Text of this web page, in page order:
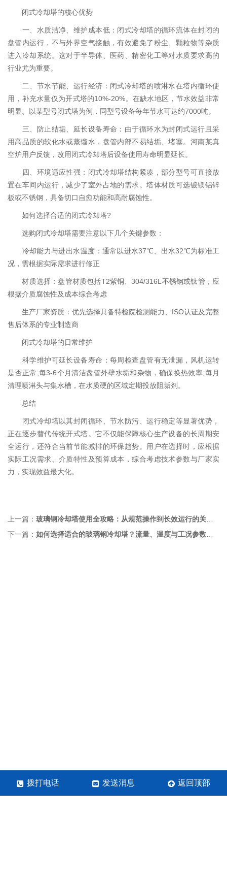
闭式冷却塔的核心优势
一、水质洁净、维护成本低：闭式冷却塔的循环流体在封闭的
盘管内运行，不与外界空气接触，有效避免了粉尘、颗粒物等杂质
进入冷却系统。这对于半导体、医药、精密化工等对水质要求高的
行业尤为重要。
二、节水节能、运行经济：闭式冷却塔的喷淋水在塔内循环使
用，补充水量仅为开式塔的10%-20%。在缺水地区，节水效益非常
明显。以某型号闭式塔为例，同型号设备每年节水可达约7000吨。
三、防止结垢、延长设备寿命：由于循环水为封闭式运行且采
用高品质的软化水或蒸馏水，盘管内部不易结垢、堵塞。河南某真
空炉用户反馈，改用闭式冷却塔后设备使用寿命明显延长。
四、环境适应性强：闭式冷却塔结构紧凑，部分型号可直接放
置在车间内运行，减少了室外占地的需求。塔体材质可选镀镁铝锌
板或不锈钢，具备切口自愈功能和高耐腐蚀性。
如何选择合适的闭式冷却塔?
选购闭式冷却塔需要注意以下几个关键参数：
冷却能力与进出水温度：通常以进水37℃、出水32℃为标准工
况，需根据实际需求进行修正
材质选择：盘管材质包括T2紫铜、304/316L不锈钢或钛管，应
根据介质腐蚀性及成本综合考虑
生产厂家资质：优先选择具备特检院检测能力、ISO认证及完整
售后体系的专业制造商
闭式冷却塔的日常维护
科学维护可延长设备寿命：每周检查盘管有无泄漏，风机运转
是否正常;每3-6个月清洁盘管外壁水垢和杂物，确保换热效率;每月
清理喷淋头与集水槽，在水质硬的区域定期投放阻垢剂。
总结
闭式冷却塔以其封闭循环、节水防污、运行稳定等显著优势，
正在逐步替代传统开式塔。它不仅能保障核心生产设备的长周期安
全运行，还符合当前节能减排的环保趋势。用户在选择时，应根据
实际工况需求、介质特性及预算成本，综合考虑技术参数与厂家实
力，实现效益最大化。
上一篇： 玻璃钢冷却塔使用全攻略：从规范操作到长效运行的关键要点
下一篇： 如何选择适合的玻璃钢冷却塔？流量、温度与工况参数详解
拨打电话 发送消息 返回顶部